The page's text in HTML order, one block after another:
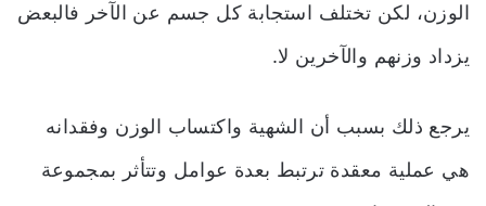
الوزن، لكن تختلف استجابة كل جسم عن الآخر فالبعض
يزداد وزنهم والآخرين لا.
يرجع ذلك بسبب أن الشهية واكتساب الوزن وفقدانه
هي عملية معقدة ترتبط بعدة عوامل وتتأثر بمجموعة